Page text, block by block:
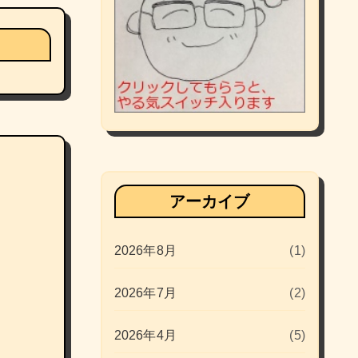
アーカイブ
2026年8月 (1)
2026年7月 (2)
2026年4月 (5)